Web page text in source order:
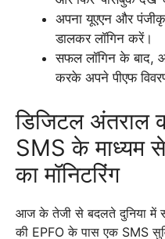
अपना यूएएन और
डालकर लॉगिन करें।
सफल लॉगिन के बाद,
करके अपने पीएफ
डिजिटल अंतराल
SMS के माध्यम
का मॉनिटरिंग
आज के तेजी से बदलते दुनिया में
की EPFO के पास एक SMS